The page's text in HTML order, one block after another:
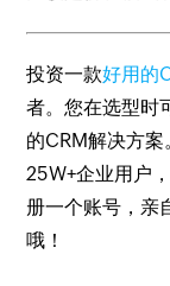
投资一款好用的
者。您在选型时
的CRM解决方
25W+企业用户
册一个账号，亲
哦！